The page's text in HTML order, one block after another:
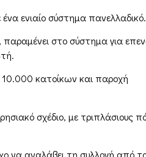
ενιαίο σύστημα πανελλαδικό.
στο σύστημα για
10.000 κατοίκων και παροχή
σχέδιο, με τριπλάσιους
να αναλάβει τη συλλογή από